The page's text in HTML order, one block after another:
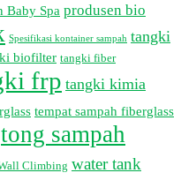
Baby Spa produsen bio
Spesifikasi kontainer sampah tangki
biofilter tangki fiber
frp tangki kimia
tempat sampah fiberglass
tong sampah
Climbing water tank